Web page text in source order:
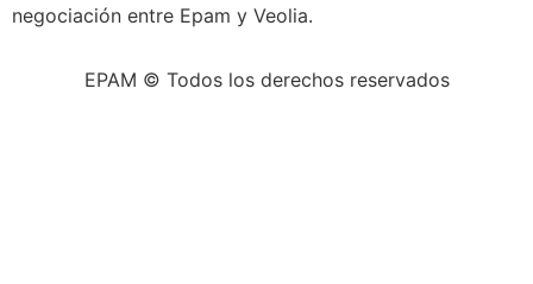
negociación entre Epam y Veolia.
EPAM © Todos los derechos reservados